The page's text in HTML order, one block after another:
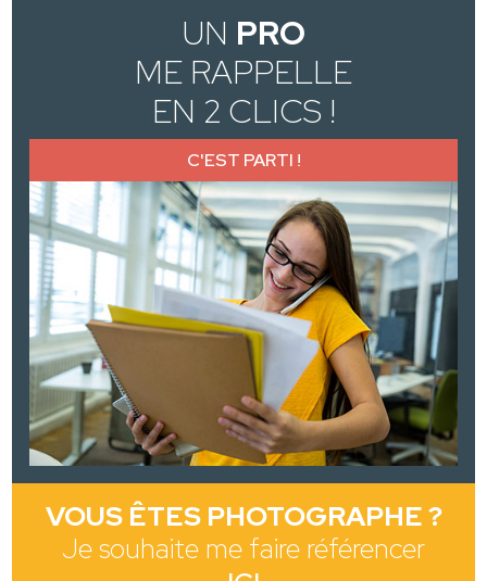
UN PRO
ME RAPPELLE
EN 2 CLICS !
C'EST PARTI !
VOUS ÊTES PHOTOGRAPHE ?
Je souhaite me faire référencer